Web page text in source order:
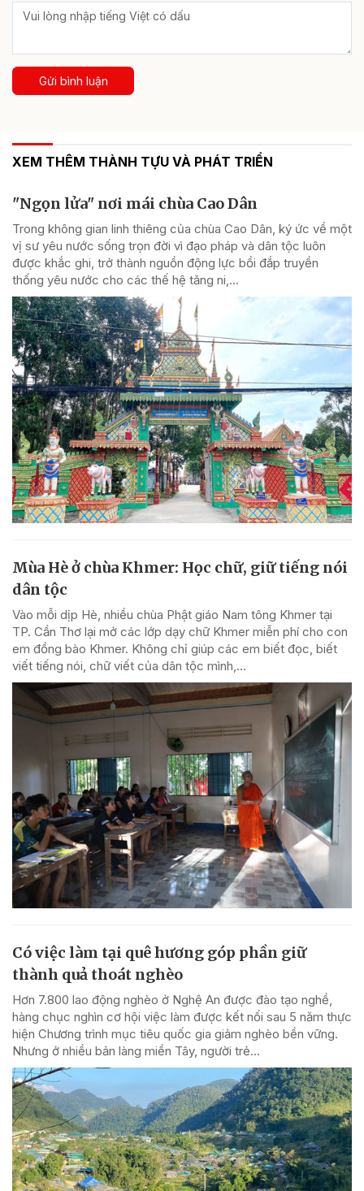
Gửi bình luận
XEM THÊM THÀNH TỰU VÀ PHÁT TRIỂN
"Ngọn lửa" nơi mái chùa Cao Dân
Trong không gian linh thiêng của chùa Cao Dân, ký ức về một
vị sư yêu nước sống trọn đời vì đạo pháp và dân tộc luôn
được khắc ghi, trở thành nguồn động lực bồi đắp truyền
thống yêu nước cho các thế hệ tăng ni,...
Mùa Hè ở chùa Khmer: Học chữ, giữ tiếng nói
dân tộc
Vào mỗi dịp Hè, nhiều chùa Phật giáo Nam tông Khmer tại
TP. Cần Thơ lại mở các lớp dạy chữ Khmer miễn phí cho con
em đồng bào Khmer. Không chỉ giúp các em biết đọc, biết
viết tiếng nói, chữ viết của dân tộc mình,...
Có việc làm tại quê hương góp phần giữ
thành quả thoát nghèo
Hơn 7.800 lao động nghèo ở Nghệ An được đào tạo nghề,
hàng chục nghìn cơ hội việc làm được kết nối sau 5 năm thực
hiện Chương trình mục tiêu quốc gia giảm nghèo bền vững.
Nhưng ở nhiều bản làng miền Tây, người trẻ...